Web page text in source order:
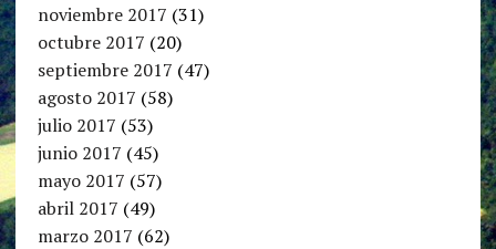
noviembre 2017 (31)
octubre 2017 (20)
septiembre 2017 (47)
agosto 2017 (58)
julio 2017 (53)
junio 2017 (45)
mayo 2017 (57)
abril 2017 (49)
marzo 2017 (62)